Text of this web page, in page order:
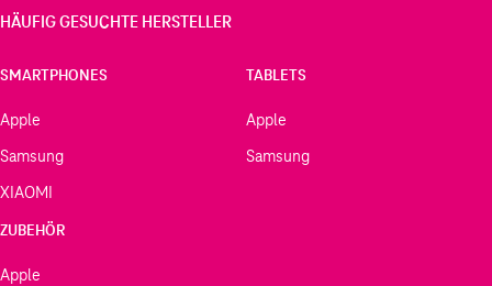
HÄUFIG GESUCHTE HERSTELLER
SMARTPHONES
Apple
Samsung
XIAOMI
TABLETS
Apple
Samsung
ZUBEHÖR
Apple